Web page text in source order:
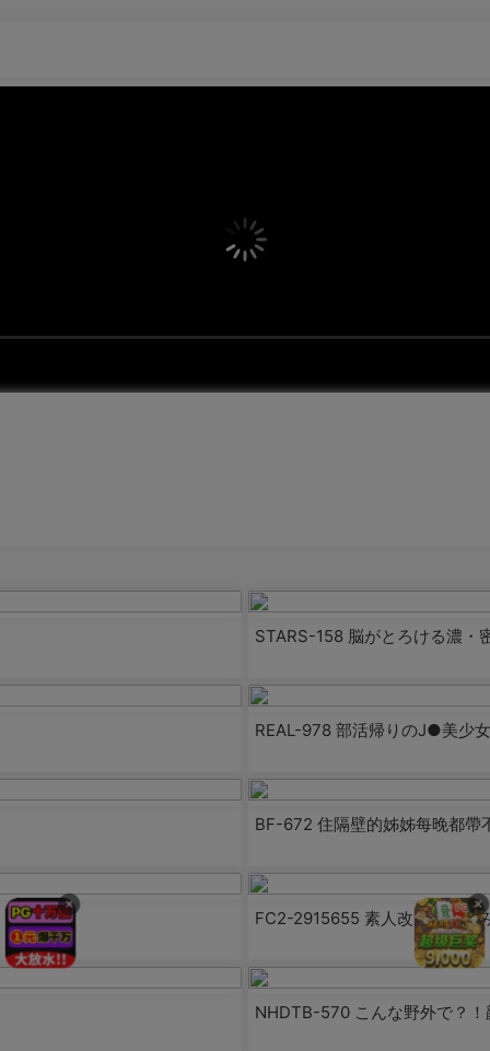
STARS-158 脳がとろける濃・
REAL-978 部活帰りのJ●美少
BF-672 住隔壁的姊姊每晚都帶
FC2-2915655 素人改造ラボす
NHDTB-570 こんな野外で？
× ×